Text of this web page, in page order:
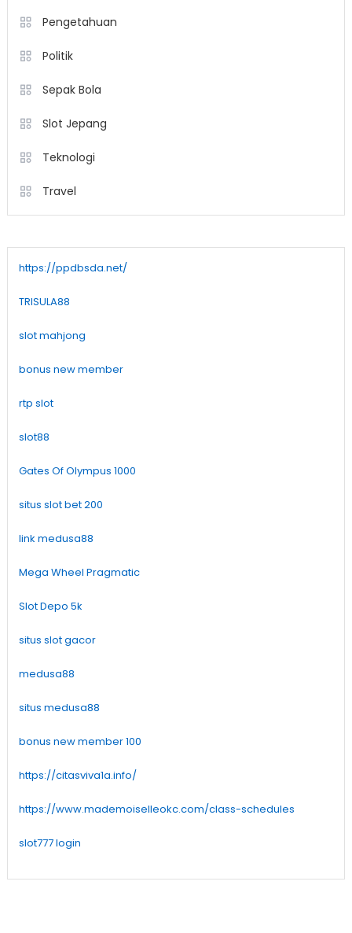
Pengetahuan
Politik
Sepak Bola
Slot Jepang
Teknologi
Travel
https://ppdbsda.net/
TRISULA88
slot mahjong
bonus new member
rtp slot
slot88
Gates Of Olympus 1000
situs slot bet 200
link medusa88
Mega Wheel Pragmatic
Slot Depo 5k
situs slot gacor
medusa88
situs medusa88
bonus new member 100
https://citasviva1a.info/
https://www.mademoiselleokc.com/class-schedules
slot777 login